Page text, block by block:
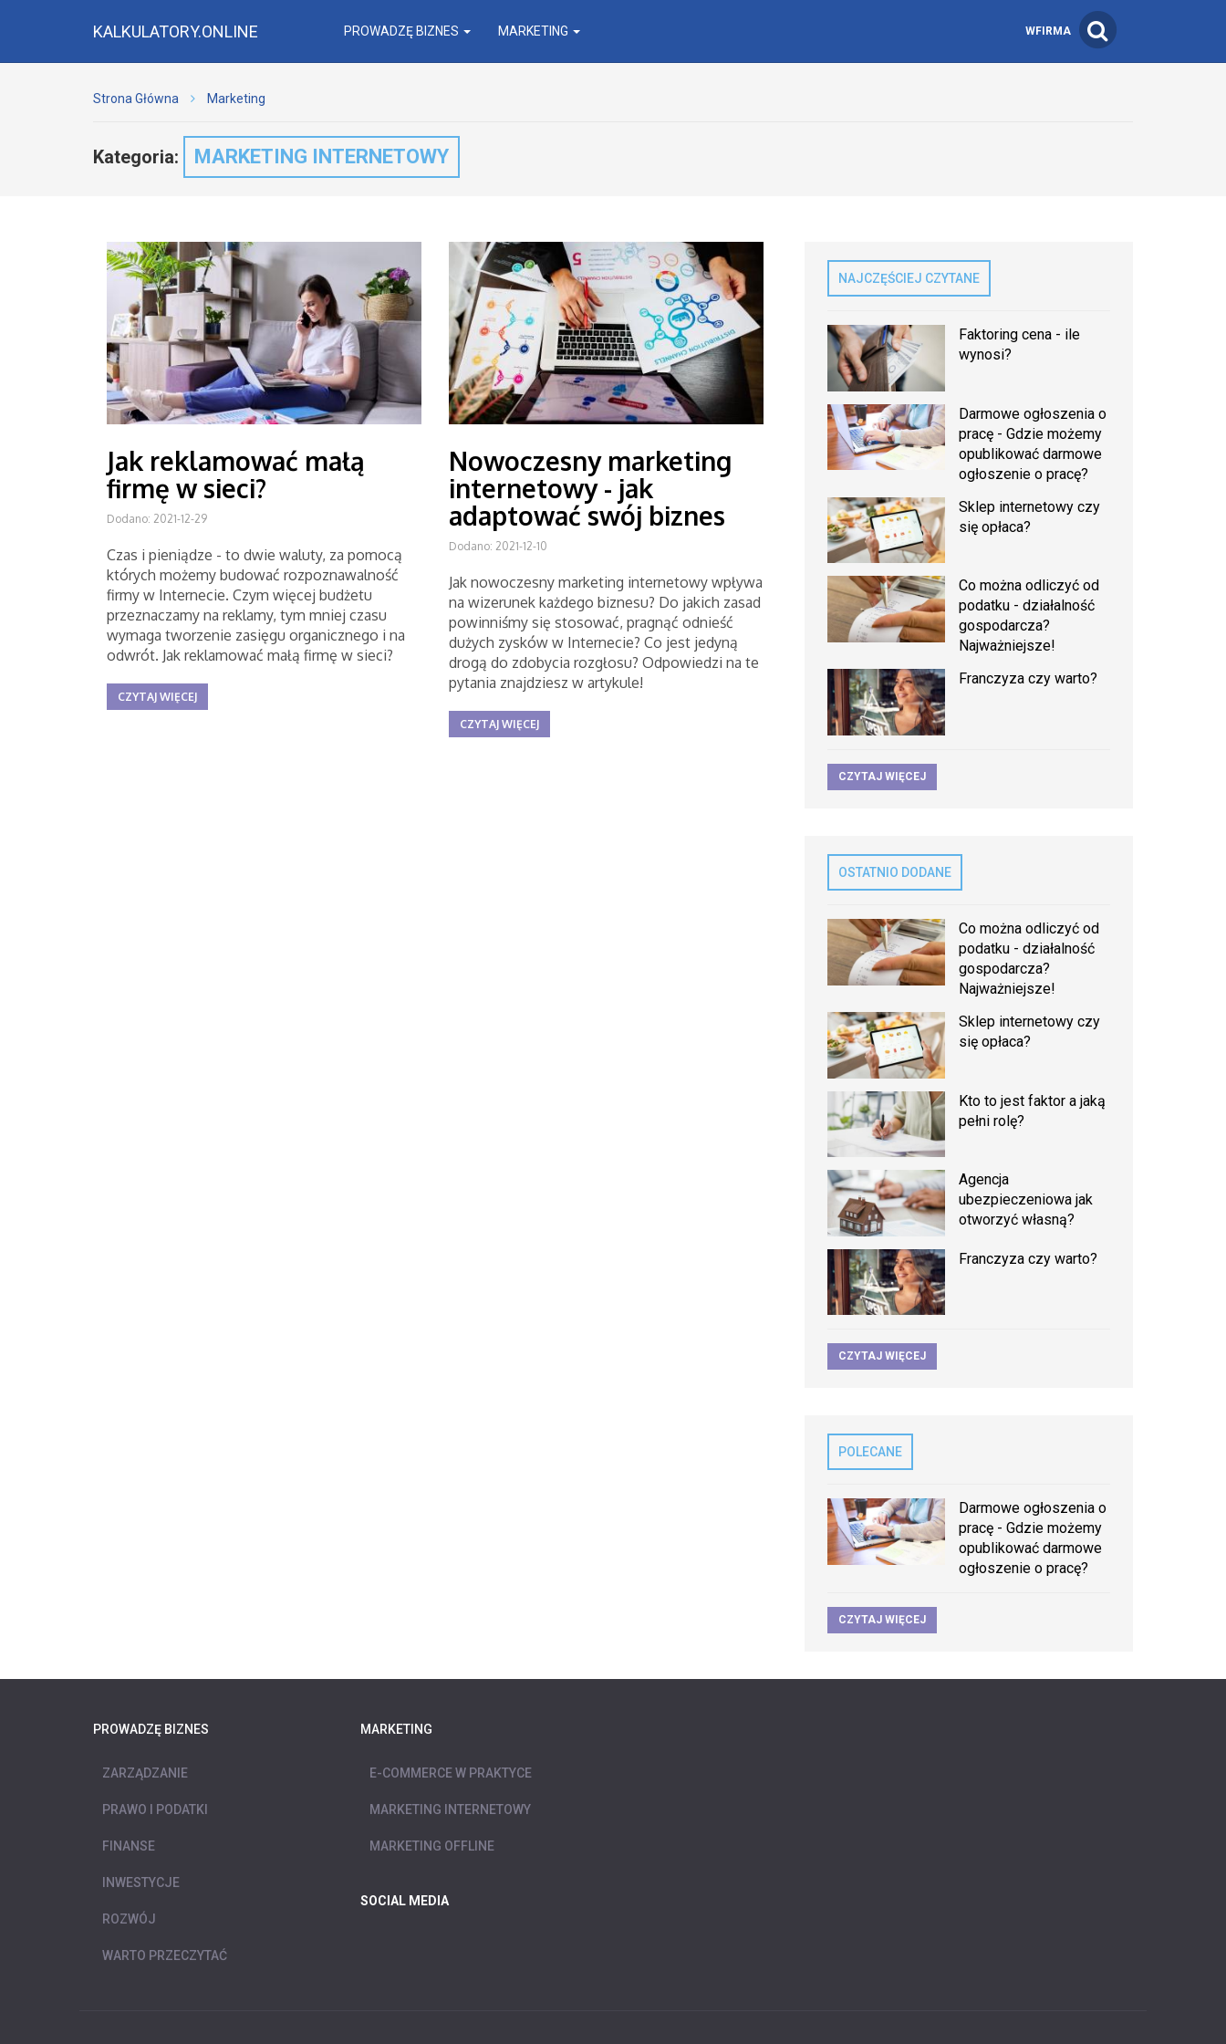
KALKULATORY.ONLINE PROWADZĘ BIZNES MARKETING WFIRMA
Strona Główna Marketing
Kategoria: MARKETING INTERNETOWY
Jak reklamować małą
firmę w sieci?
Dodano: 2021-12-29
Czas i pieniądze - to dwie waluty, za pomocą
których możemy budować rozpoznawalność
firmy w Internecie. Czym więcej budżetu
przeznaczamy na reklamy, tym mniej czasu
wymaga tworzenie zasięgu organicznego i na
odwrót. Jak reklamować małą firmę w sieci?
CZYTAJ WIĘCEJ
Nowoczesny marketing
internetowy - jak
adaptować swój biznes
Dodano: 2021-12-10
Jak nowoczesny marketing internetowy wpływa
na wizerunek każdego biznesu? Do jakich zasad
powinniśmy się stosować, pragnąć odnieść
dużych zysków w Internecie? Co jest jedyną
drogą do zdobycia rozgłosu? Odpowiedzi na te
pytania znajdziesz w artykule!
CZYTAJ WIĘCEJ
NAJCZĘŚCIEJ CZYTANE
Faktoring cena - ile
wynosi?
Darmowe ogłoszenia o
pracę - Gdzie możemy
opublikować darmowe
ogłoszenie o pracę?
Sklep internetowy czy
się opłaca?
Co można odliczyć od
podatku - działalność
gospodarcza?
Najważniejsze!
Franczyza czy warto?
CZYTAJ WIĘCEJ
OSTATNIO DODANE
Co można odliczyć od
podatku - działalność
gospodarcza?
Najważniejsze!
Sklep internetowy czy
się opłaca?
Kto to jest faktor a jaką
pełni rolę?
Agencja
ubezpieczeniowa jak
otworzyć własną?
Franczyza czy warto?
CZYTAJ WIĘCEJ
POLECANE
Darmowe ogłoszenia o
pracę - Gdzie możemy
opublikować darmowe
ogłoszenie o pracę?
CZYTAJ WIĘCEJ
PROWADZĘ BIZNES
ZARZĄDZANIE
PRAWO I PODATKI
FINANSE
INWESTYCJE
ROZWÓJ
WARTO PRZECZYTAĆ
MARKETING
E-COMMERCE W PRAKTYCE
MARKETING INTERNETOWY
MARKETING OFFLINE
SOCIAL MEDIA